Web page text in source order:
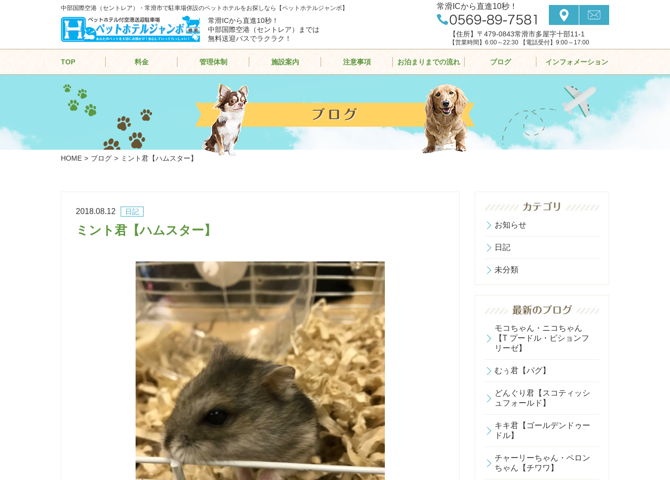
中部国際空港（セントレア）・常滑市で駐車場併設のペットホテルをお探しなら【ペットホテルジャンボ】
常滑ICから直進10秒！
中部国際空港（セントレア）までは
無料送迎バスでラクラク！
常滑ICから直進10秒！
【住所】〒479-0843常滑市多屋字十部11-1
【営業時間】6:00～22:30 【電話受付】9:00～17:00
TOP 料金 管理体制 施設案内 注意事項 お泊まりまでの流れ ブログ インフォメーション
HOME ブログ ミント君【ハムスター】
日記
2018.08.12
ミント君【ハムスター】 お知らせ
日記
未分類
モコちゃん・ニコちゃん
【T プードル・ビションフ
リーゼ】
むぅ君【パグ】
どんぐり君【スコティッシ
ュフォールド】
キキ君【ゴールデンドゥー
ドル】
チャーリーちゃん・ペロン
ちゃん【チワワ】